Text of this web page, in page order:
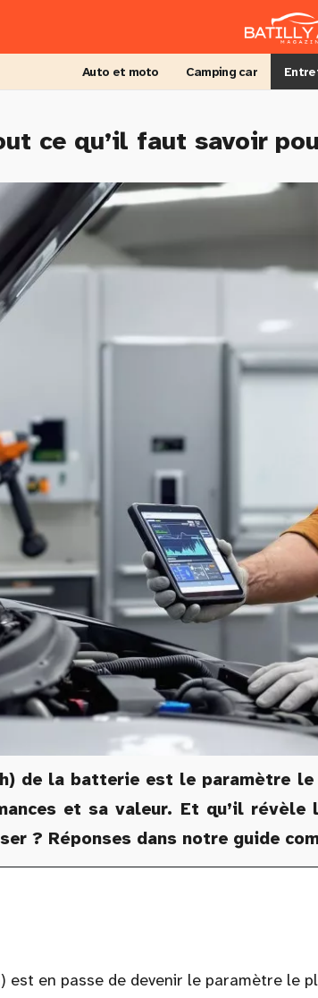
Auto et moto Camping car
ce qu’il faut savoir
de la batterie est le paramètre
et sa valeur. Et qu’il
? Réponses dans notre guide
est en passe de devenir le paramètre le